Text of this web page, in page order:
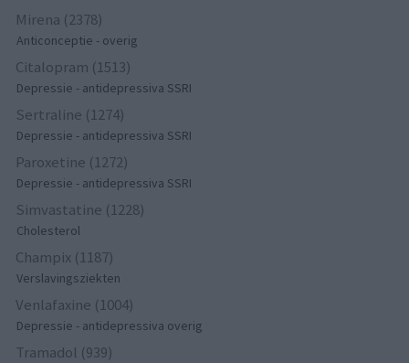
Mirena (2378)
Anticonceptie - overig
Citalopram (1513)
Depressie - antidepressiva SSRI
Sertraline (1274)
Depressie - antidepressiva SSRI
Paroxetine (1272)
Depressie - antidepressiva SSRI
Simvastatine (1228)
Cholesterol
Champix (1187)
Verslavingsziekten
Venlafaxine (1004)
Depressie - antidepressiva overig
Tramadol (939)